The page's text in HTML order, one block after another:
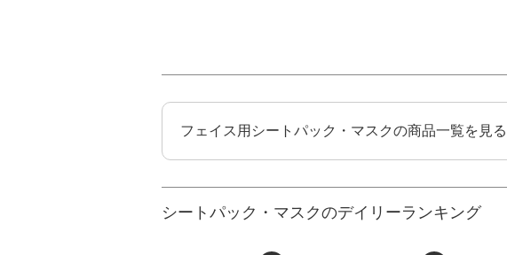
フェイス用シートパック・マスクの商品一覧を見る
シートパック・マスクのデイリーランキング